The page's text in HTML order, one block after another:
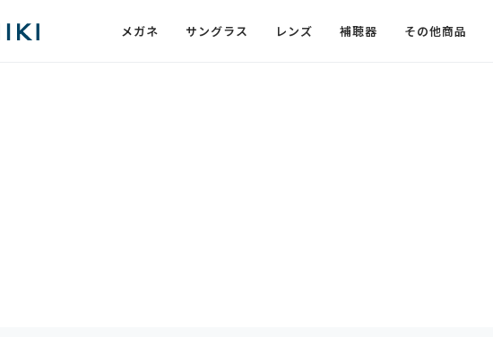
メガネ サングラス レンズ 補聴器 その他商品